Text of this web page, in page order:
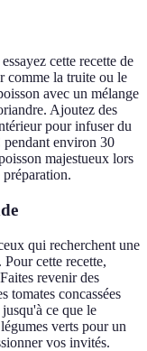
cette recette de
comme la truite ou le
avec un mélange
Ajoutez des
pour infuser du
pendant environ 30
majestueux lors
qui recherchent une
cette recette,
revenir des
tomates concassées
ce que le
verts pour un
vos invités.